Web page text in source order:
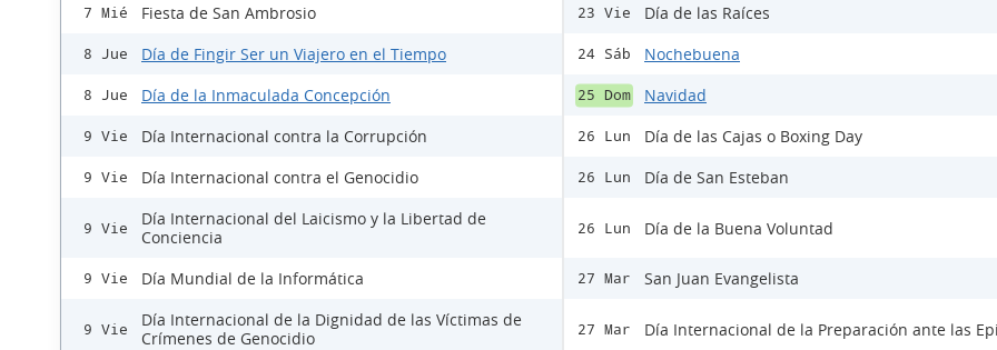
7 Mié Fiesta de San Ambrosio
8 Jue Día de Fingir Ser un Viajero en el Tiempo
8 Jue Día de la Inmaculada Concepción
9 Vie Día Internacional contra la Corrupción
9 Vie Día Internacional contra el Genocidio
9 Vie
Día Internacional del Laicismo y la Libertad de
Conciencia
9 Vie Día Mundial de la Informática
9 Vie
Día Internacional de la Dignidad de las Víctimas de
Crímenes de Genocidio
23 Vie Día de las Raíces
24 Sáb Nochebuena
25 Dom Navidad
26 Lun Día de las Cajas o Boxing Day
26 Lun Día de San Esteban
26 Lun Día de la Buena Voluntad
27 Mar San Juan Evangelista
27 Mar Día Internacional de la Preparación ante las